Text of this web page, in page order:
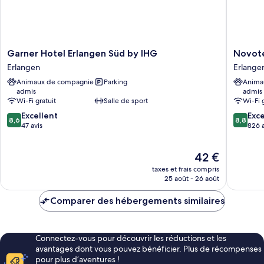
Garner
Hotel
Erlangen
Süd
IHG
Erlangen
Garner Hotel Erlangen Süd by IHG
Erlangen
Animaux de compagnie
admis
Parking
Wi-Fi gratuit
Salle de sport
8.6
sur
8,6 Excellent
47 avis
Le
nouveau
prix
de
42 €
taxes et frais compris
25 août - 26 août
Novotel
admis
Wi-Fi
8.8
sur
8,8
826
Comparer des hébergements similaires
Connectez-vous pour découvrir les réductions et les
avantages dont vous pouvez bénéficier. Plus de récompenses
pour plus d’aventures !